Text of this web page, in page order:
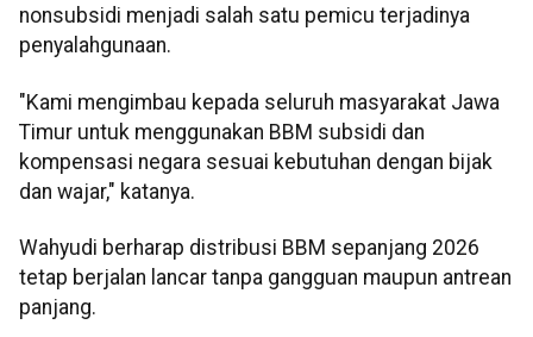
nonsubsidi menjadi salah satu pemicu terjadinya
penyalahgunaan.
"Kami mengimbau kepada seluruh masyarakat Jawa
Timur untuk menggunakan BBM subsidi dan
kompensasi negara sesuai kebutuhan dengan bijak
dan wajar," katanya.
Wahyudi berharap distribusi BBM sepanjang 2026
tetap berjalan lancar tanpa gangguan maupun antrean
panjang.